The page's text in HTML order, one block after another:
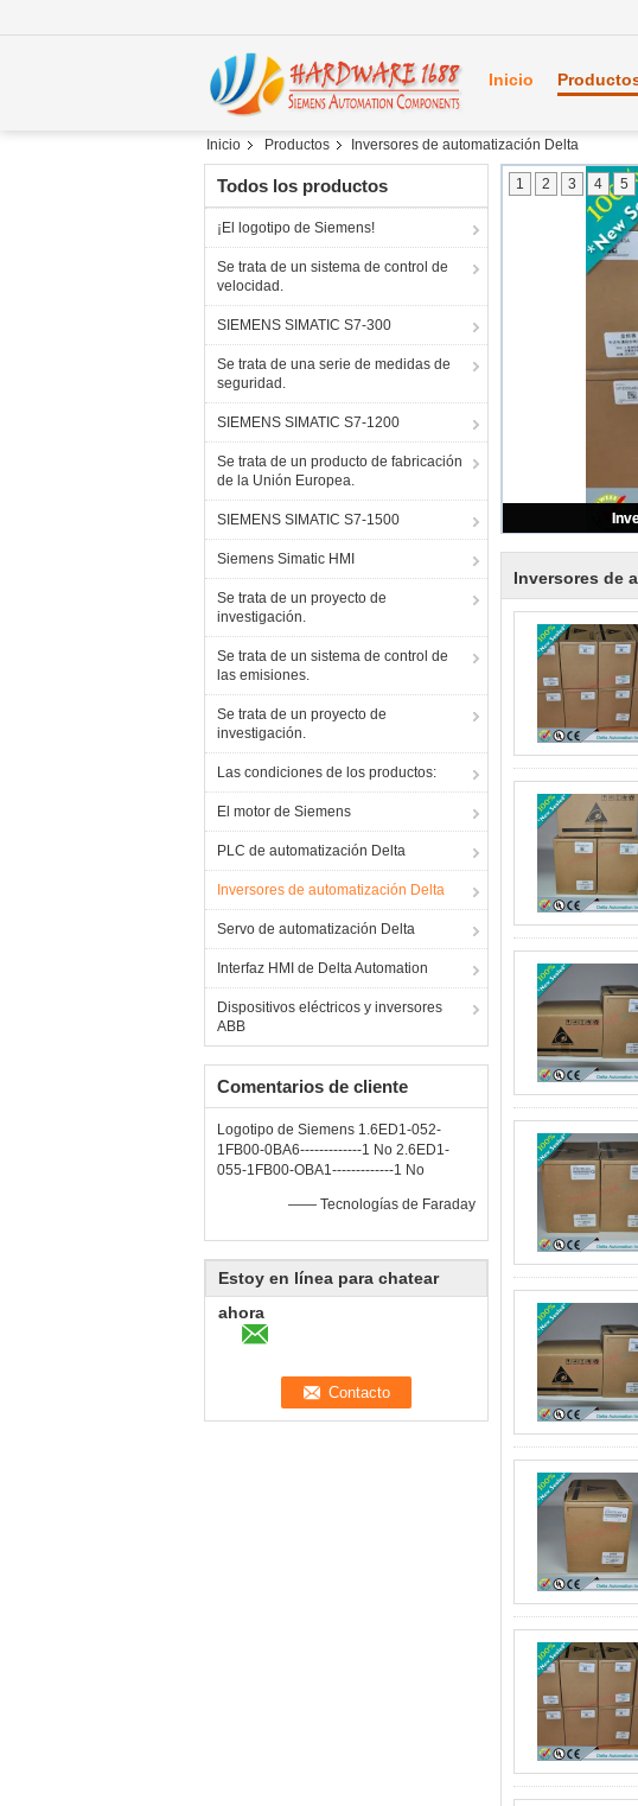
Inicio
Inicio Productos Inversores de automatización Delta
Todos los productos
¡El logotipo de Siemens!
Se trata de un sistema de control de
velocidad.
SIEMENS SIMATIC S7-300
Se trata de una serie de medidas de
seguridad.
SIEMENS SIMATIC S7-1200
Se trata de un producto de fabricación
de la Unión Europea.
SIEMENS SIMATIC S7-1500
Siemens Simatic HMI
Se trata de un proyecto de
investigación.
Se trata de un sistema de control de
las emisiones.
Se trata de un proyecto de
investigación.
Las condiciones de los productos:
El motor de Siemens
PLC de automatización Delta
Inversores de automatización Delta
Servo de automatización Delta
Interfaz HMI de Delta Automation
Dispositivos eléctricos y inversores
ABB
Comentarios de cliente
Logotipo de Siemens 1.6ED1-052-
1FB00-0BA6-------------1 No 2.6ED1-
055-1FB00-OBA1-------------1 No
—— Tecnologías de Faraday
Estoy en línea para chatear
ahora
1 2 3 4 5
Inversores de